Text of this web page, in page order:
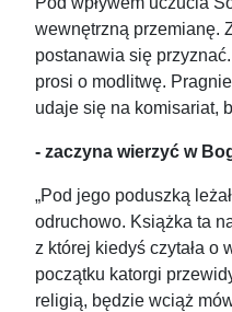
wewnętrzną przemianę.
postanawia się
prosi o modlitwę.
udaje się na komisariat,
- zaczyna wierzyć w
„Pod jego poduszką
odruchowo. Książka ta
z której kiedyś czytała o
początku katorgi
religią, będzie wciąż